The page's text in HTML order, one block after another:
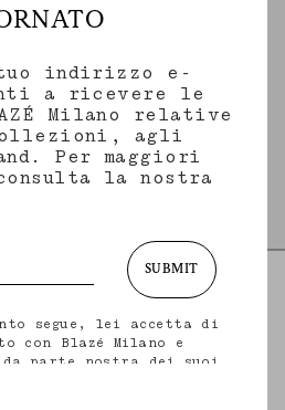
Donzi Champagne
e canapa champagne
indirizzo e-
a ricevere le
Milano relative
agli
Per maggiori
la nostra
SUBMIT
segue, lei accetta di
con Blazé Milano e
parte nostra dei suoi